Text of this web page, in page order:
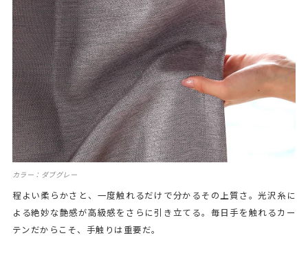
カラー：ダブグレー
程よい柔らかさと、一度触れるだけで分かるその上質さ。光沢糸に
よる絶妙な艶感が高級感をさらに引き立てる。毎日手を触れるカー
テンだからこそ、手触りは重要だ。